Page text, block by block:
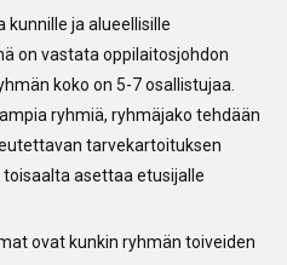
ja alueellisille
on vastata oppilaitosjohdon
koko on 5-7 osallistujaa.
ryhmiä, ryhmäjako tehdään
tarvekartoituksen
asettaa etusijalle
ovat kunkin ryhmän toiveiden